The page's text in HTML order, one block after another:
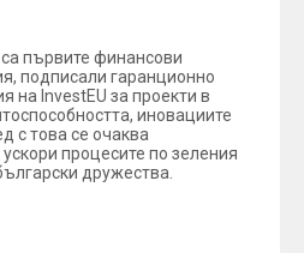
първите финансови
подписали гаранционно
на InvestEU за проекти в
иновациите
с това се очаква
процесите по зеления
дружества.